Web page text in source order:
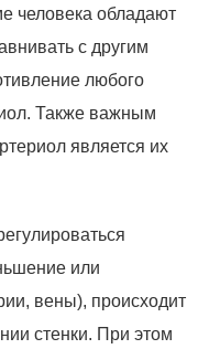
человека обладают
с другим
любого
Также важным
является их
или
вены), происходит
стенки. При этом